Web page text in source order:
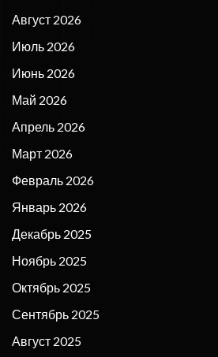
Август 2026
Июль 2026
Июнь 2026
Май 2026
Апрель 2026
Март 2026
Февраль 2026
Январь 2026
Декабрь 2025
Ноябрь 2025
Октябрь 2025
Сентябрь 2025
Август 2025